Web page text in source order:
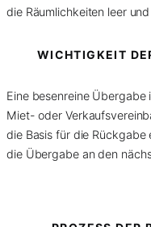
die Räumlichkeiten leer
WICHTIGKEIT
Eine besenreine Übergabe
Miet- oder
die Basis für die Rückgabe
die Übergabe an den